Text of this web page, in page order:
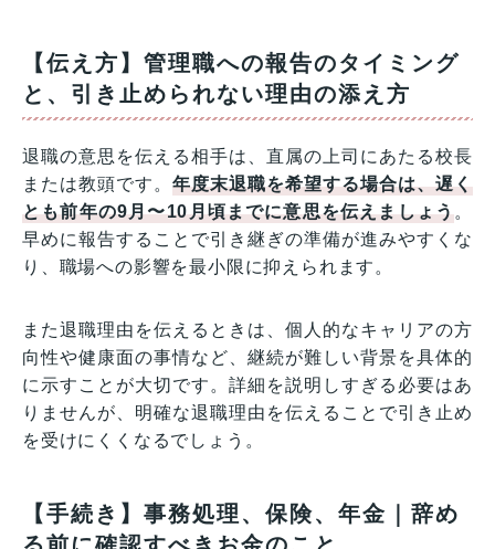
【伝え方】管理職への報告のタイミング
と、引き止められない理由の添え方
退職の意思を伝える相手は、直属の上司にあたる校長
または教頭です。年度末退職を希望する場合は、遅く
とも前年の9月〜10月頃までに意思を伝えましょう。
早めに報告することで引き継ぎの準備が進みやすくな
り、職場への影響を最小限に抑えられます。
また退職理由を伝えるときは、個人的なキャリアの方
向性や健康面の事情など、継続が難しい背景を具体的
に示すことが大切です。詳細を説明しすぎる必要はあ
りませんが、明確な退職理由を伝えることで引き止め
を受けにくくなるでしょう。
【手続き】事務処理、保険、年金｜辞め